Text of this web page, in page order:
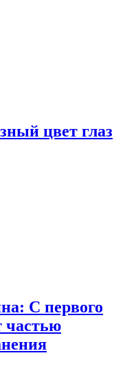
цвет глаз
С первого
частью